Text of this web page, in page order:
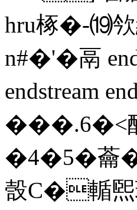
hru椓�-⒆欦
n#�'�鬲
endstream
��
�4�5�蘥
嗀C�輴煕